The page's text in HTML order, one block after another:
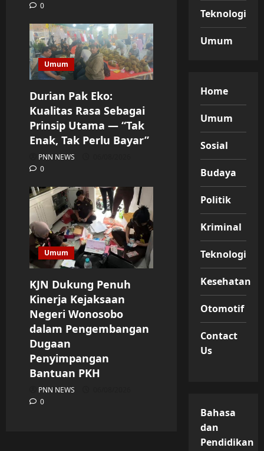
0
Umum
Durian Pak Eko:
Kualitas Rasa Sebagai
Prinsip Utama — “Tak
Enak, Tak Perlu Bayar”
PNN NEWS
0
Umum
KJN Dukung Penuh
Kinerja Kejaksaan
Negeri Wonosobo
dalam Pengembangan
Dugaan
Penyimpangan
Bantuan PKH
PNN NEWS
0
Teknologi
Umum
Home
Umum
Sosial
Budaya
Politik
Kriminal
Teknologi
Kesehatan
Otomotif
Contact
Us
Bahasa
dan
Pendidikan